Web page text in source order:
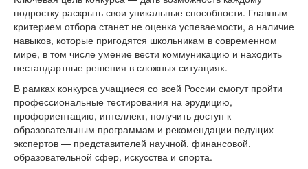
подростку раскрыть свои уникальные способности. Главным
критерием отбора станет не оценка успеваемости, а наличие
навыков, которые пригодятся школьникам в современном
мире, в том числе умение вести коммуникацию и находить
нестандартные решения в сложных ситуациях.
В рамках конкурса учащиеся со всей России смогут пройти
профессиональные тестирования на эрудицию,
профориентацию, интеллект, получить доступ к
образовательным программам и рекомендации ведущих
экспертов — представителей научной, финансовой,
образовательной сфер, искусства и спорта.